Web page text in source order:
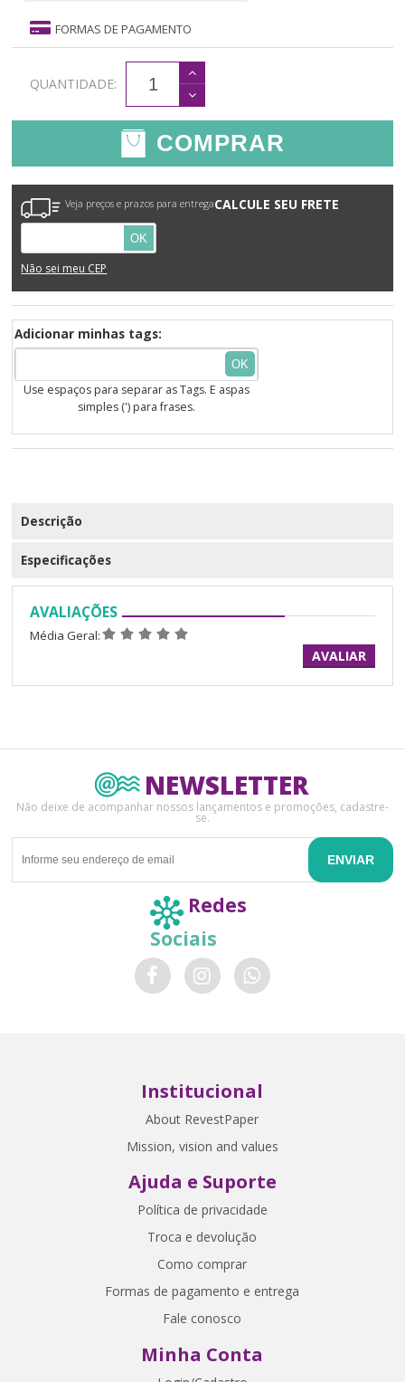
FORMAS DE PAGAMENTO
QUANTIDADE:
COMPRAR
CALCULE SEU FRETE
Veja preços e prazos para entrega
OK
Não sei meu CEP
Adicionar minhas tags:
OK
Use espaços para separar as Tags. E aspas
simples (') para frases.
Descrição
Especificações
AVALIAÇÕES
Média Geral:
AVALIAR
NEWSLETTER
Não deixe de acompanhar nossos lançamentos e promoções, cadastre-
se.
ENVIAR
Redes
Sociais
Institucional
About RevestPaper
Mission, vision and values
Ajuda e Suporte
Política de privacidade
Troca e devolução
Como comprar
Formas de pagamento e entrega
Fale conosco
Minha Conta